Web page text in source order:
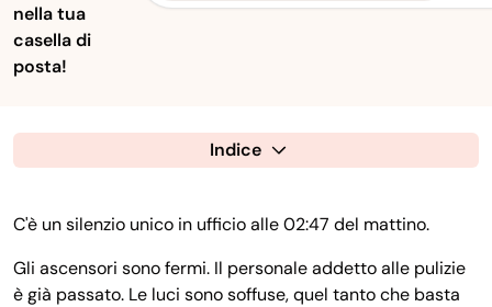
nella tua
casella di
posta!
Indice
C'è un silenzio unico in ufficio alle 02:47 del mattino.
Gli ascensori sono fermi. Il personale addetto alle pulizie
è già passato. Le luci sono soffuse, quel tanto che basta